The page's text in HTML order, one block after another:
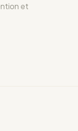
et